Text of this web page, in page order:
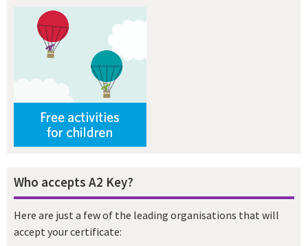
Who accepts A2 Key?
Here are just a few of the leading organisations that will
accept your certificate: